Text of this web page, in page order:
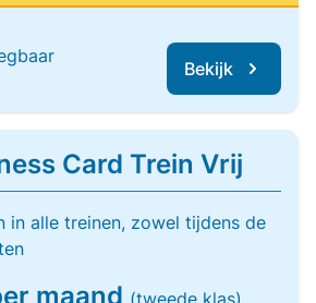
Bekijk
Card Trein Vrij
in alle treinen, zowel tijdens de
maand (tweede klas)